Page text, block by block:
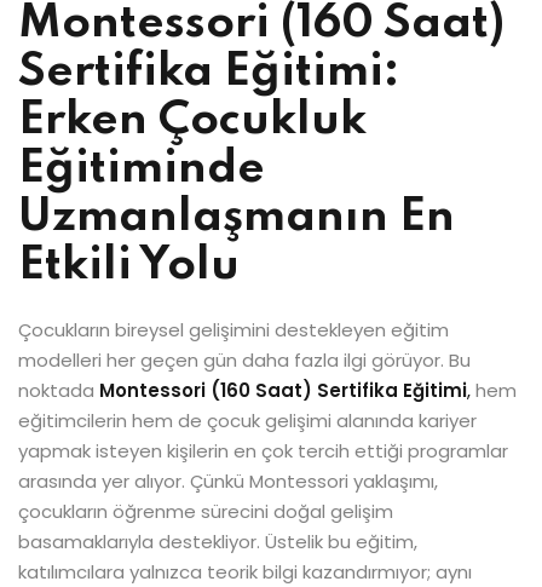
Montessori (160 Saat)
Sertifika Eğitimi:
Erken Çocukluk
Eğitiminde
Uzmanlaşmanın En
Etkili Yolu
Çocukların bireysel gelişimini destekleyen eğitim
modelleri her geçen gün daha fazla ilgi görüyor. Bu
noktada Montessori (160 Saat) Sertifika Eğitimi,hem
eğitimcilerin hem de çocuk gelişimi alanında kariyer
yapmak isteyen kişilerin en çok tercih ettiği programlar
arasında yer alıyor. Çünkü Montessori yaklaşımı,
çocukların öğrenme sürecini doğal gelişim
basamaklarıyla destekliyor. Üstelik bu eğitim,
katılımcılara yalnızca teorik bilgi kazandırmıyor; aynı